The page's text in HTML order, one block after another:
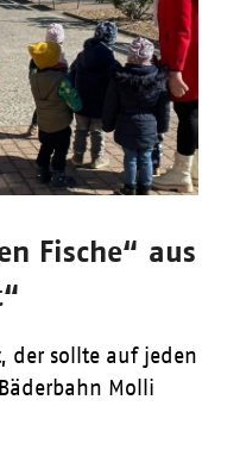
Fische“ aus
der sollte auf jeden
Molli